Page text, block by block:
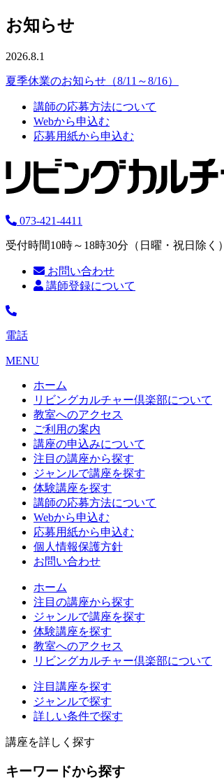
お知らせ
2026.8.1
夏季休業のお知らせ（8/11～8/16）
講師の応募方法について
Webから申込む
応募用紙から申込む
073-421-4411
受付時間10時～18時30分（日曜・祝日除く）
お問い合わせ
講師登録について
電話
MENU
ホーム
リビングカルチャー倶楽部について
教室へのアクセス
ご利用の案内
講座の申込みについて
注目の講座から探す
ジャンルで講座を探す
体験講座を探す
講師の応募方法について
Webから申込む
応募用紙から申込む
個人情報保護方針
お問い合わせ
ホーム
注目の講座から探す
ジャンルで講座を探す
体験講座を探す
教室へのアクセス
リビングカルチャー倶楽部について
注目講座を探す
ジャンルで探す
詳しい条件で探す
講座を詳しく探す
キーワードから探す